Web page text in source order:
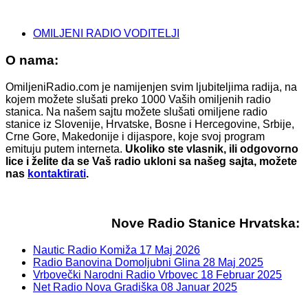
OMILJENI RADIO VODITELJI
O nama:
OmiljeniRadio.com je namijenjen svim ljubiteljima radija, na
kojem možete slušati preko 1000 Vaših omiljenih radio
stanica. Na našem sajtu možete slušati omiljene radio
stanice iz Slovenije, Hrvatske, Bosne i Hercegovine, Srbije,
Crne Gore, Makedonije i dijaspore, koje svoj program
emituju putem interneta. Ukoliko ste vlasnik, ili odgovorno
lice i želite da se Vaš radio ukloni sa našeg sajta, možete
nas kontaktirati.
Nove Radio Stanice Hrvatska:
Nautic Radio Komiža 17 Maj 2026
Radio Banovina Domoljubni Glina 28 Maj 2025
Vrbovečki Narodni Radio Vrbovec 18 Februar 2025
Net Radio Nova Gradiška 08 Januar 2025